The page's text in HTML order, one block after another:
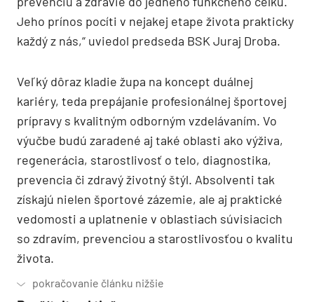
Jeho prínos pocíti v nejakej etape života prakticky
každý z nás,“ uviedol predseda BSK Juraj Droba.
Veľký dôraz kladie župa na koncept duálnej
kariéry, teda prepájanie profesionálnej športovej
prípravy s kvalitným odborným vzdelávaním. Vo
výučbe budú zaradené aj také oblasti ako výživa,
regenerácia, starostlivosť o telo, diagnostika,
prevencia či zdravý životný štýl. Absolventi tak
získajú nielen športové zázemie, ale aj praktické
vedomosti a uplatnenie v oblastiach súvisiacich
so zdravím, prevenciou a starostlivosťou o kvalitu
života.